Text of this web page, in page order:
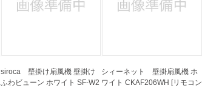
siroca 壁掛け扇風機 壁掛け
ふわビューン ホワイト SF-W2
シィーネット 壁掛扇風機 ホ
ワイト CKAF206WH [リモコン